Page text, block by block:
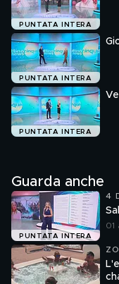
PUNTATA INTERA
PUNTATA INTERA
PUNTATA INTERA
Guarda anche
PUNTATA INTERA
4
01